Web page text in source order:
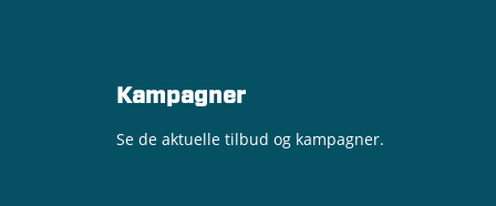
Kampagner
Se de aktuelle tilbud og kampagner.